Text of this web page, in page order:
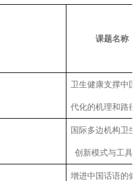
课题名称
卫生健康支撑中国
代化的机理和路径
国际多边机构卫生
创新模式与工具
增进中国话语的健